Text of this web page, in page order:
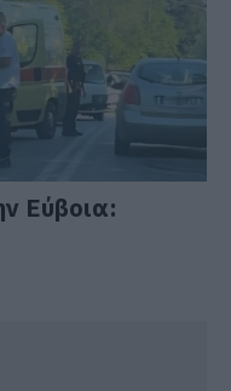
Εύβοια: